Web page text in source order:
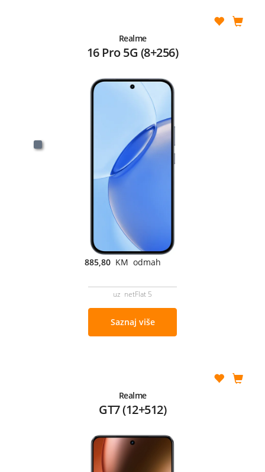
Realme
16 Pro 5G (8+256)
885,80 KM odmah
uz netFlat 5
Saznaj više
Realme
GT7 (12+512)